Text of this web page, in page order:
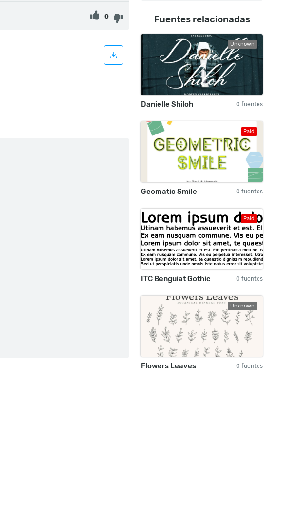
0 Fuentes relacionadas
Unknown
Danielle Shiloh 0 fuentes
Paid
Geomatic Smile 0 fuentes
Paid
ITC Benguiat Gothic 0 fuentes
Unknown
Flowers Leaves 0 fuentes